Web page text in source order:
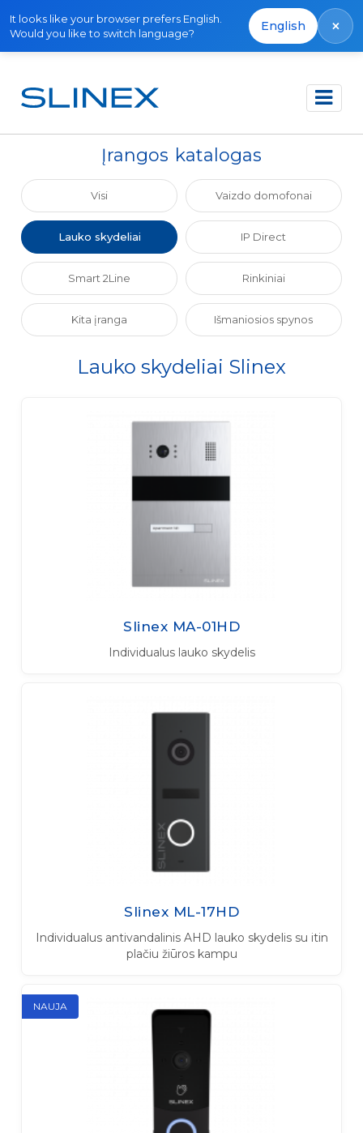
It looks like your browser prefers English.
Would you like to switch language?
English ×
Pagrindinis Katalogas
Įrangos katalogas
Visi Vaizdo domofonai
Lauko skydeliai IP Direct
Smart 2Line Rinkiniai
Kita įranga Išmaniosios spynos
Lauko skydeliai Slinex
Slinex MA-01HD
Individualus lauko skydelis
Slinex ML-17HD
Individualus antivandalinis AHD lauko skydelis su itin
plačiu žiūros kampu
NAUJA